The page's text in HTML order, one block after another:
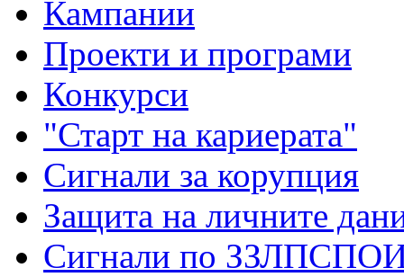
Кампании
Проекти и програми
Конкурси
"Старт на кариерата"
Сигнали за корупция
Защита на личните
Сигнали по